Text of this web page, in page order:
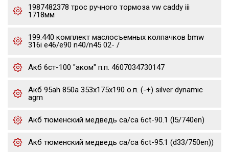
1987482378 трос ручного тормоза vw caddy iii
1718мм
199.440 комплект маслосъемных колпачков bmw
316i e46/e90 n40/n45 02- /
Акб 6ст-100 "аком" п.п. 4607034730147
Акб 95ah 850a 353x175x190 о.п. (-+) silver dynamic
agm
Акб тюменский медведь ca/ca 6ct-90.1 (l5/740en)
Акб тюменский медведь ca/ca 6ct-95.1 (d33/750en))